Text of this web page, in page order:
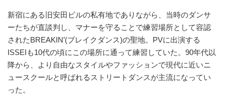
新宿にある旧安田ビルの私有地でありながら、当時のダンサ
ーたちが直談判し、マナーを守ることで練習場所として容認
されたBREAKIN’(ブレイクダンス)の聖地。PVに出演する
ISSEIも10代の頃にこの場所に通って練習していた。90年代以
降から、より自由なスタイルやファッションで現代に近いニ
ュースクールと呼ばれるストリートダンスが主流になってい
った。